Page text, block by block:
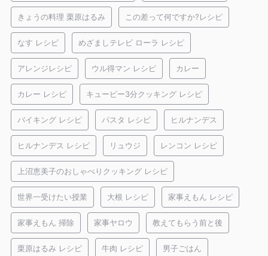
きょうの料理 栗原はるみ この差って何ですか?レシピ
なす レシピ めざましテレビ ローラ レシピ
アレンジレシピ ウル得マン レシピ カレー
カレー レシピ キューピー3分クッキング レシピ
バイキング レシピ パスタ レシピ ヒルナンデス
ヒルナンデス レシピ リュウジ レンコン レシピ
上沼恵美子のおしゃべりクッキング レシピ
世界一受けたい授業 大根 レシピ 家事えもん レシピ
家事えもん 掃除 家事ヤロウ 教えてもらう前と後
栗原はるみ レシピ 牛肉 レシピ 男子ごはん